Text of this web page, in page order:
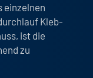
einzelnen
Kleb-
ist die
zu